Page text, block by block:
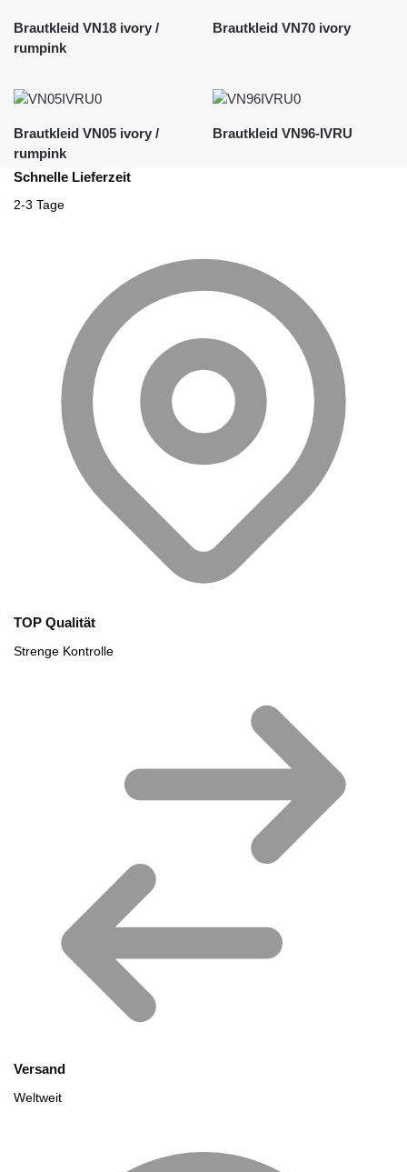
Brautkleid VN18 ivory /
rumpink
Brautkleid VN70 ivory
Brautkleid VN05 ivory /
rumpink
Brautkleid VN96-IVRU
Schnelle Lieferzeit
2-3 Tage
TOP Qualität
Strenge Kontrolle
Versand
Weltweit